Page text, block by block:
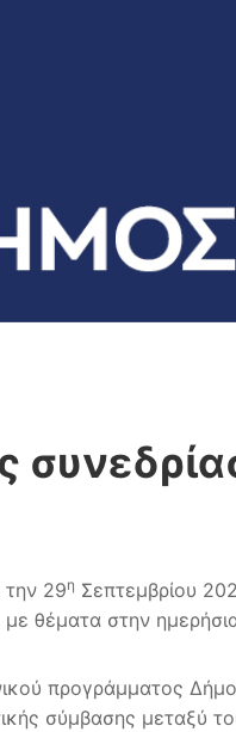
29η Σεπτεμβρίου
θέματα στην
προγράμματος
σύμβασης μεταξύ